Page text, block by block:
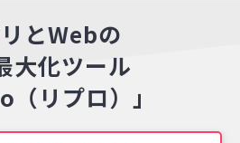
とWebの
大化ツール
（リプロ）」